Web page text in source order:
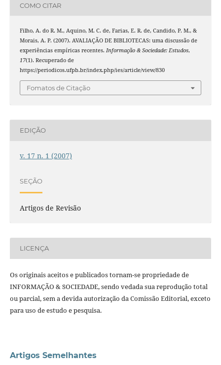
COMO CITAR
Filho, A. do R. M., Aquino, M. C. de, Farias, E. R. de, Candido, P. M., &
Morais, A. P. (2007). AVALIAÇÃO DE BIBLIOTECAS: uma discussão de
experiências empíricas recentes. Informação & Sociedade: Estudos,
17(1). Recuperado de
https://periodicos.ufpb.br/index.php/ies/article/view/830
Fomatos de Citação
EDIÇÃO
v. 17 n. 1 (2007)
SEÇÃO
Artigos de Revisão
LICENÇA
Os originais aceitos e publicados tornam-se propriedade de
INFORMAÇÃO & SOCIEDADE, sendo vedada sua reprodução total
ou parcial, sem a devida autorização da Comissão Editorial, exceto
para uso de estudo e pesquisa.
Artigos Semelhantes